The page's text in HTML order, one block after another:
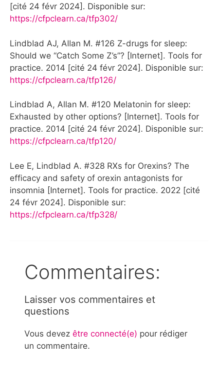
[cité 24 févr 2024]. Disponible sur:
https://cfpclearn.ca/tfp302/
Lindblad AJ, Allan M. #126 Z-drugs for sleep:
Should we “Catch Some Z’s”? [Internet]. Tools for
practice. 2014 [cité 24 févr 2024]. Disponible sur:
https://cfpclearn.ca/tfp126/
Lindblad A, Allan M. #120 Melatonin for sleep:
Exhausted by other options? [Internet]. Tools for
practice. 2014 [cité 24 févr 2024]. Disponible sur:
https://cfpclearn.ca/tfp120/
Lee E, Lindblad A. #328 RXs for Orexins? The
efficacy and safety of orexin antagonists for
insomnia [Internet]. Tools for practice. 2022 [cité
24 févr 2024]. Disponible sur:
https://cfpclearn.ca/tfp328/
Commentaires:
Laisser vos commentaires et
questions
Vous devez être connecté(e) pour rédiger
un commentaire.